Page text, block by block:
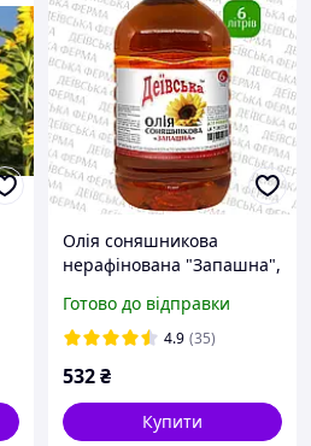
Олія соняшникова
нерафінована "Запашна",
Готово до відправки
4.9 (35)
532₴
Купити